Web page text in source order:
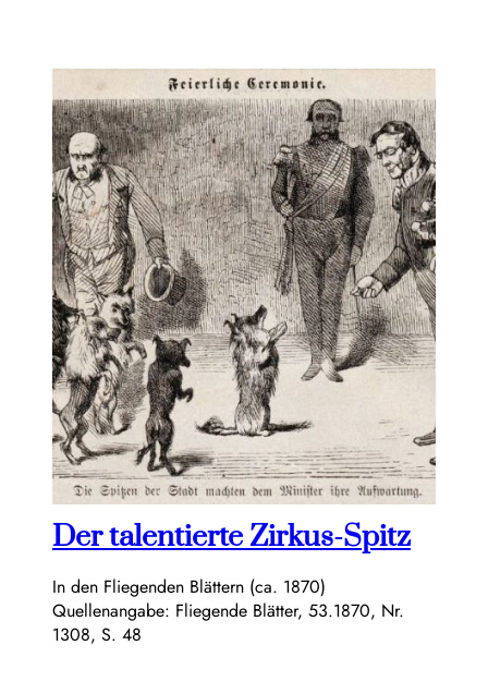
Der talentierte Zirkus-Spitz
In den Fliegenden Blättern (ca. 1870)
Quellenangabe: Fliegende Blätter, 53.1870, Nr.
1308, S. 48